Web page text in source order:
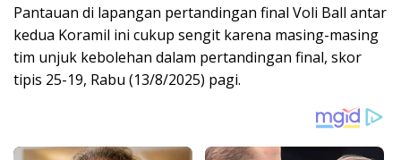
Pantauan di lapangan pertandingan final Voli Ball antar
kedua Koramil ini cukup sengit karena masing-masing
tim unjuk kebolehan dalam pertandingan final, skor
tipis 25-19, Rabu (13/8/2025) pagi.